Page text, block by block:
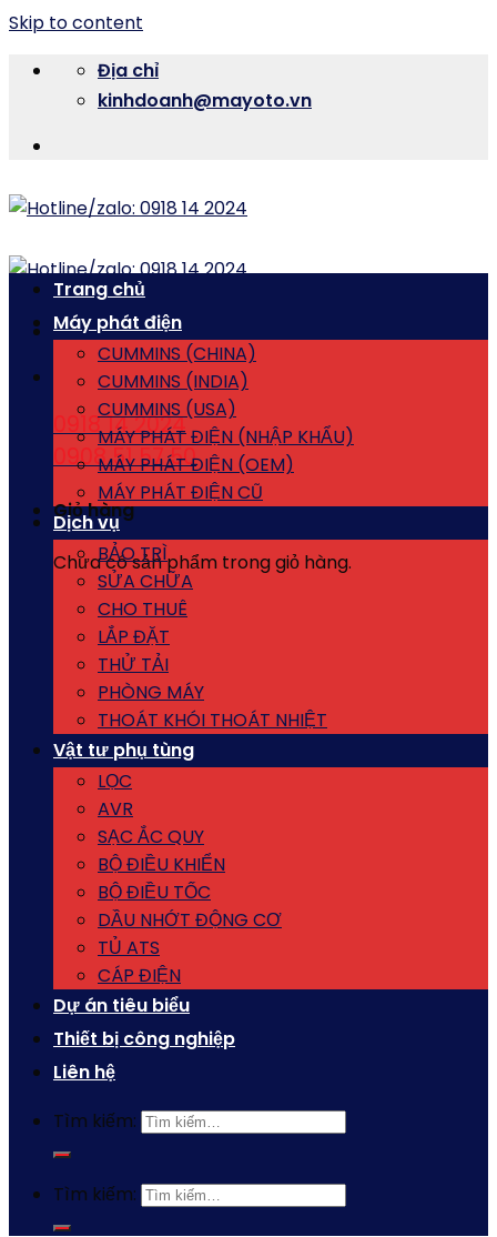
Skip to content
Địa chỉ
kinhdoanh@mayoto.vn
0918 14 2024
0908 51 57 50
Giỏ hàng
Chưa có sản phẩm trong giỏ hàng.
Trang chủ
Máy phát điện
CUMMINS (CHINA)
CUMMINS (INDIA)
CUMMINS (USA)
MÁY PHÁT ĐIỆN (NHẬP KHẨU)
MÁY PHÁT ĐIỆN (OEM)
MÁY PHÁT ĐIỆN CŨ
Dịch vụ
BẢO TRÌ
SỬA CHỮA
CHO THUÊ
LẮP ĐẶT
THỬ TẢI
PHÒNG MÁY
THOÁT KHÓI THOÁT NHIỆT
Vật tư phụ tùng
LỌC
AVR
SẠC ẮC QUY
BỘ ĐIỀU KHIỂN
BỘ ĐIỀU TỐC
DẦU NHỚT ĐỘNG CƠ
TỦ ATS
CÁP ĐIỆN
Dự án tiêu biểu
Thiết bị công nghiệp
Liên hệ
Tìm kiếm:
Tìm kiếm: